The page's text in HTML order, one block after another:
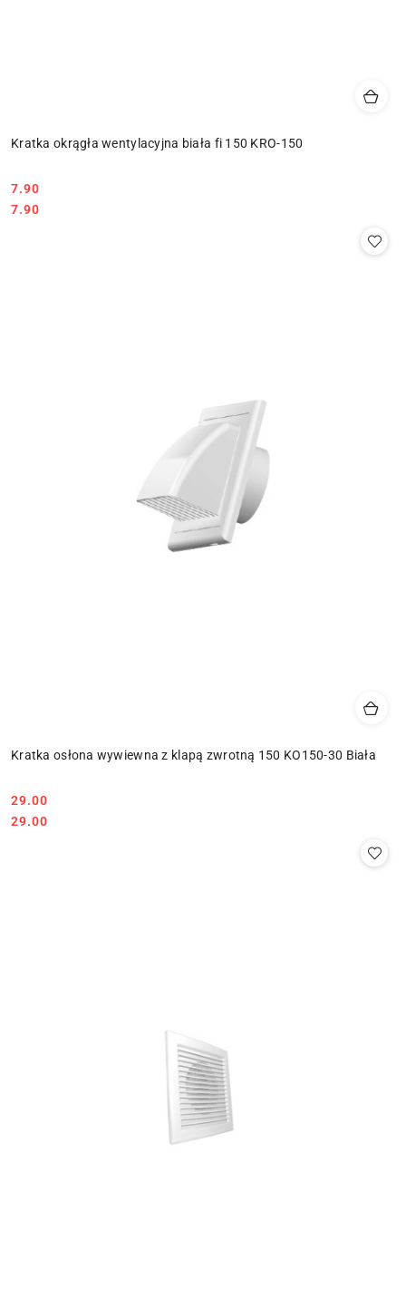
Kratka okrągła wentylacyjna biała fi 150 KRO-150
Cena:
7.90
Cena:
7.90
Kratka osłona wywiewna z klapą zwrotną 150 KO150-30 Biała
Cena:
29.00
Cena:
29.00